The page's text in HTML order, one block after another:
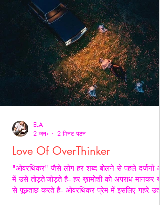
Love Of OverThinker
"ओवरथिंकर" जैसे लोग हर शब्द बोलने से पहले दर्ज़नों
में उसे तोड़ते-जोड़ते है-- हर ख़ामोशी को अपराध मानकर
से पूछताछ करते है-- ओवरथिंकर प्रेम में इसलिए गहरे
ELA
2 जन॰
2 मिनट पठन